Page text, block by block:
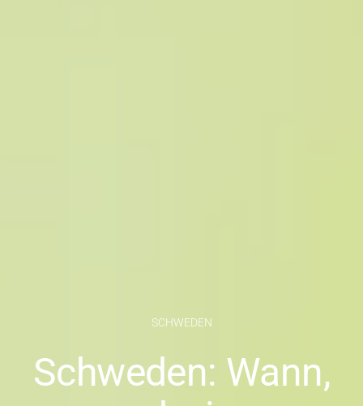
SCHWEDEN
Schweden: Wann,